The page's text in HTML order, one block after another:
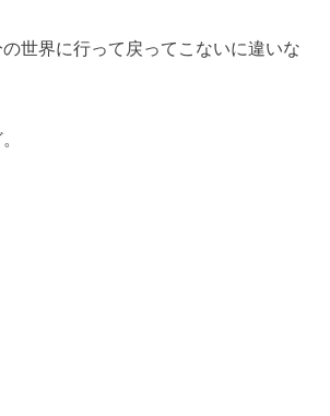
世界に行って戻ってこないに違いな